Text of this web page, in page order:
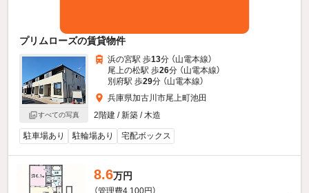
プリムローズの賃貸物件
すべての写真
浜の宮駅 歩13分 （山電本線）
尾上の松駅 歩26分 （山電本線）
別府駅 歩29分 （山電本線）
兵庫県加古川市尾上町池田
2階建 / 新築 / 木造
駐車場あり 駐輪場あり 宅配ボックス
8.6万円